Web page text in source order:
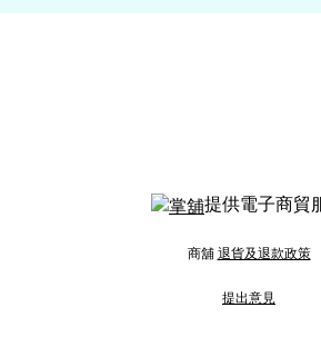
提供電子商貿
商舖 退貨及退款政策
提出意見